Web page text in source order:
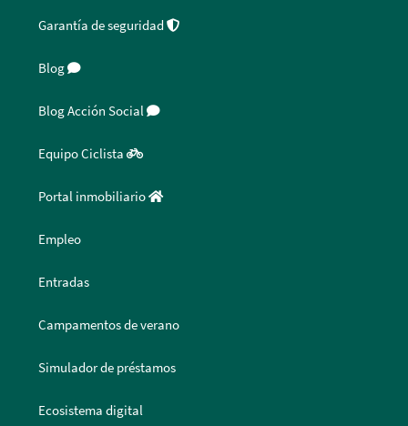
Garantía de seguridad
Blog
Blog Acción Social
Equipo Ciclista
Portal inmobiliario
Empleo
Entradas
Campamentos de verano
Simulador de préstamos
Ecosistema digital